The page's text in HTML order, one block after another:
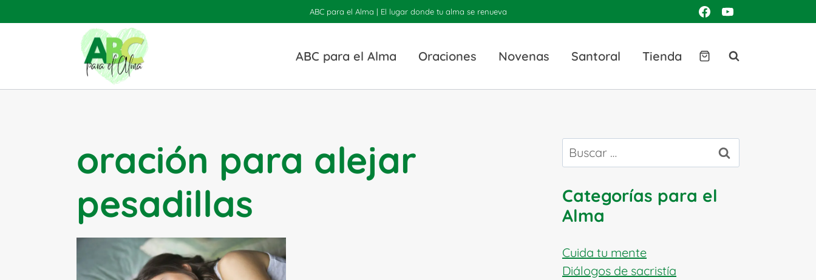
al
ABC para el Alma | El lugar donde tu alma se renueva
ABC para el Alma Oraciones Novenas Santoral Tienda
oración para alejar
pesadillas
Buscar:
Categorías para el
Alma
Cuida tu mente
Diálogos de sacristía